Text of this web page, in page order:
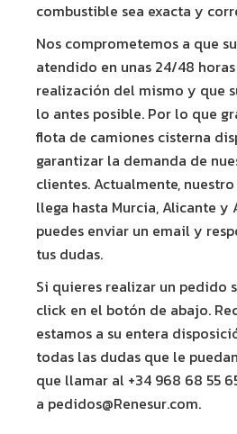
combustible sea exacta y
Nos comprometemos a que
atendido en unas 24/48
realización del mismo y que
lo antes posible. Por lo que
flota de camiones cisterna
garantizar la demanda de
clientes.Actualmente,
llega hasta Murcia, Alicante y
puedes enviar un email y
tus dudas.
Si quieres realizar un pedido
click en el botón de abajo.
estamos a su entera
todas las dudas que le
que llamar al +34 968 68 55
a pedidos@Renesur.com.